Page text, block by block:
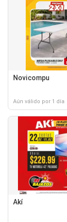
Novicompu
Aún válido por 1 día
Akí